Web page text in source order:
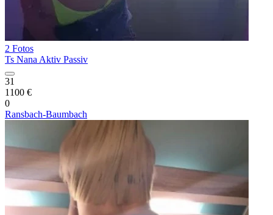
2 Fotos
Ts Nana Aktiv Passiv
31
1100 €
0
Ransbach-Baumbach